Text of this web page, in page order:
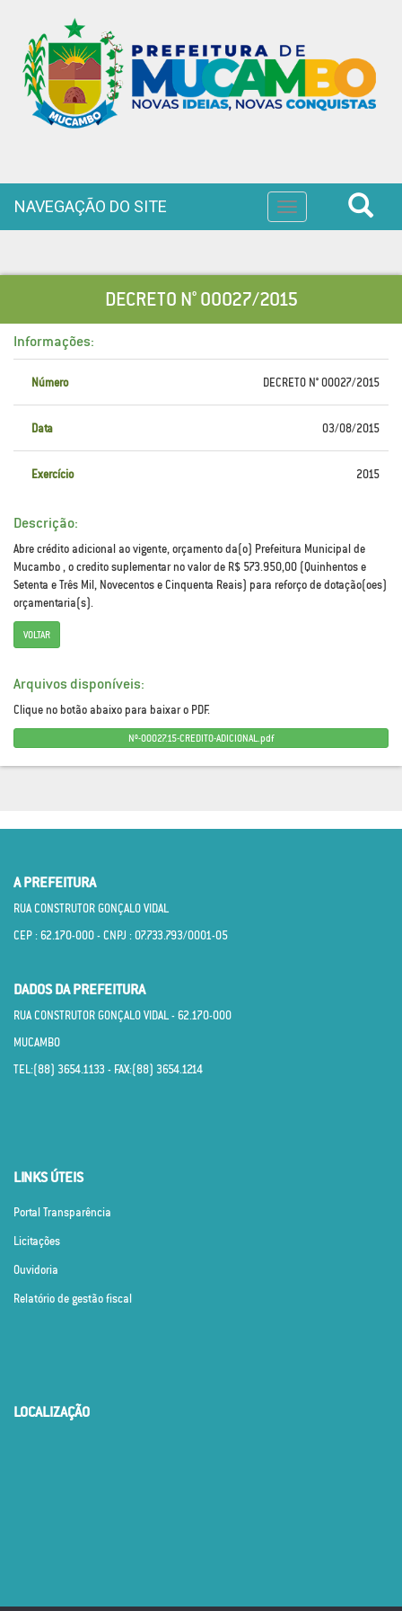
Toggle
navigation
NAVEGAÇÃO DO SITE
DECRETO N° 00027/2015
Informações:
Número DECRETO N° 00027/2015
Data 03/08/2015
Exercício 2015
Descrição:
Abre crédito adicional ao vigente, orçamento da(o) Prefeitura Municipal de
Mucambo , o credito suplementar no valor de R$ 573.950,00 (Quinhentos e
Setenta e Três Mil, Novecentos e Cinquenta Reais) para reforço de dotação(oes)
orçamentaria(s).
VOLTAR
Arquivos disponíveis:
Clique no botão abaixo para baixar o PDF.
Nº-00027.15-CREDITO-ADICIONAL.pdf
A PREFEITURA
RUA CONSTRUTOR GONÇALO VIDAL
CEP : 62.170­-000 - CNPJ : 07.733.793/0001­-05
DADOS DA PREFEITURA
RUA CONSTRUTOR GONÇALO VIDAL - 62.170­-000
MUCAMBO
TEL:(88) 3654.1133 - FAX:(88) 3654.1214
LINKS ÚTEIS
Portal Transparência
Licitações
Ouvidoria
Relatório de gestão fiscal
LOCALIZAÇÃO